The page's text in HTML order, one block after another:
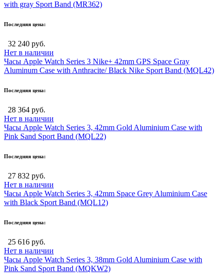
with gray Sport Band (MR362)
Последняя цена:
32 240 руб.
Нет в наличии
Часы Apple Watch Series 3 Nike+ 42mm GPS Space Gray
Aluminum Case with Anthracite/ Black Nike Sport Band (MQL42)
Последняя цена:
28 364 руб.
Нет в наличии
Часы Apple Watch Series 3, 42mm Gold Aluminium Case with
Pink Sand Sport Band (MQL22)
Последняя цена:
27 832 руб.
Нет в наличии
Часы Apple Watch Series 3, 42mm Space Grey Aluminium Case
with Black Sport Band (MQL12)
Последняя цена:
25 616 руб.
Нет в наличии
Часы Apple Watch Series 3, 38mm Gold Aluminium Case with
Pink Sand Sport Band (MQKW2)